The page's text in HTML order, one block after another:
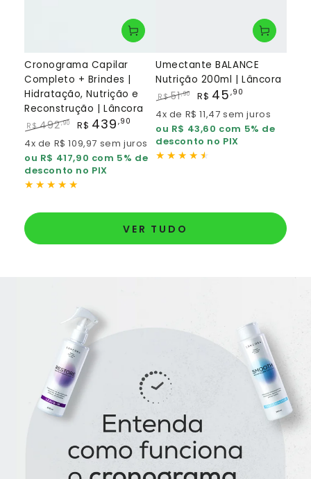
Cronograma Capilar
Completo + Brindes |
Hidratação, Nutrição e
Reconstrução | Lâncora
Preço
regular
R$ 492,90
Preço
de
venda
R$ 439 ,90
4x de R$ 109,97 sem juros
ou R$ 417,90 com 5% de
desconto no PIX
Umectante BALANCE
Nutrição 200ml | Lâncora
Preço
regular
R$ 51,90
Preço
de
venda
R$ 45 ,90
4x de R$ 11,47 sem juros
ou R$ 43,60 com 5% de
desconto no PIX
VER TUDO